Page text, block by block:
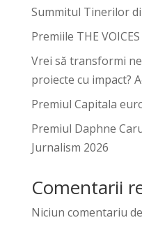
Summitul Tinerilor
Premiile THE VOICES
Vrei să transformi
proiecte cu impact?
Premiul Capitala
Premiul Daphne
Jurnalism 2026
Comentarii
Niciun comentariu